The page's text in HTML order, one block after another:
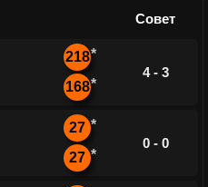
Совет
218*
168*
4 - 3
27 *
27 *
0 - 0